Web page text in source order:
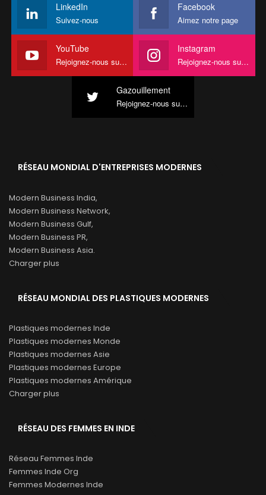
LinkedIn
Suivez-nous
Facebook
Aimez notre page
YouTube
Rejoignez-nous sur YouTube
Instagram
Rejoignez-nous sur Instagram
Gazouillement
Rejoignez-nous sur Twitter
RÉSEAU MONDIAL D'ENTREPRISES MODERNES
Modern Business India,
Modern Business Network,
Modern Business Gulf,
Modern Business PR,
Modern Business Asia.
Charger plus
RÉSEAU MONDIAL DES PLASTIQUES MODERNES
Plastiques modernes Inde
Plastiques modernes Monde
Plastiques modernes Asie
Plastiques modernes Europe
Plastiques modernes Amérique
Charger plus
RÉSEAU DES FEMMES EN INDE
Réseau Femmes Inde
Femmes Inde Org
Femmes Modernes Inde